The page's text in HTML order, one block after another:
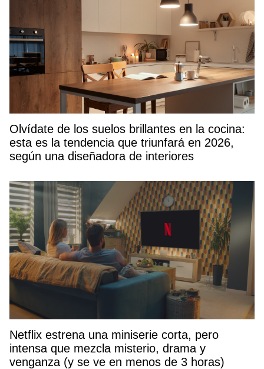
Olvídate de los suelos brillantes en la cocina:
esta es la tendencia que triunfará en 2026,
según una diseñadora de interiores
Netflix estrena una miniserie corta, pero
intensa que mezcla misterio, drama y
venganza (y se ve en menos de 3 horas)